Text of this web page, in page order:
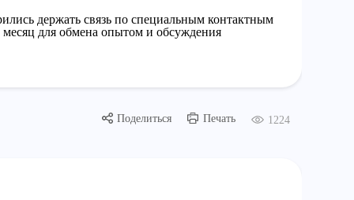
держать связь по специальным контактным
месяц для обмена опытом и обсуждения
Поделиться Печать 1224